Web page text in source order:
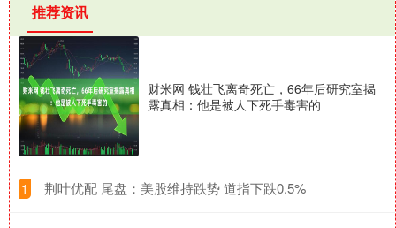
推荐资讯
财米网 钱壮飞离奇死亡，66年后研究室揭
露真相：他是被人下死手毒害的
1 ​荆叶优配 尾盘：美股维持跌势 道指下跌0.5%